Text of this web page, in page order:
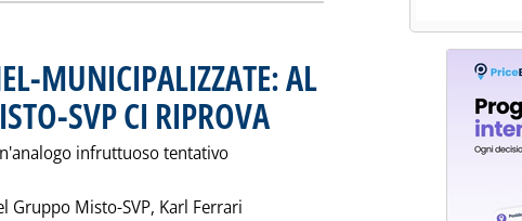
MUNICIPALIZZATE: AL
SVP CI RIPROVA . Pubblicata giovedì 03 febbraio 1994 alle 0.0.
infruttuoso tentativo
Misto-SVP, Karl Ferrari